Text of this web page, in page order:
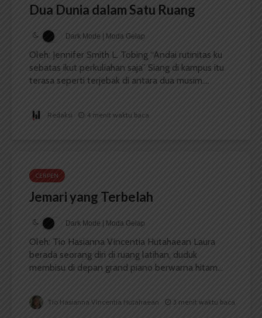
Dua Dunia dalam Satu Ruang
Dark Mode | Moda Gelap
Oleh: Jennifer Smith L. Tobing “Andai rutinitas ku
sebatas ikut perkuliahan saja” Siang di kampus itu
terasa seperti terjebak di antara dua musim....
Redaksi 4 menit waktu baca
CERPEN
Jemari yang Terbelah
Dark Mode | Moda Gelap
Oleh: Tio Hasianna Vincentia Hutahaean Laura
berada seorang diri di ruang latihan, duduk
membisu di depan grand piano berwarna hitam...
Tio Hasianna Vincentia Hutahaean 3 menit waktu baca